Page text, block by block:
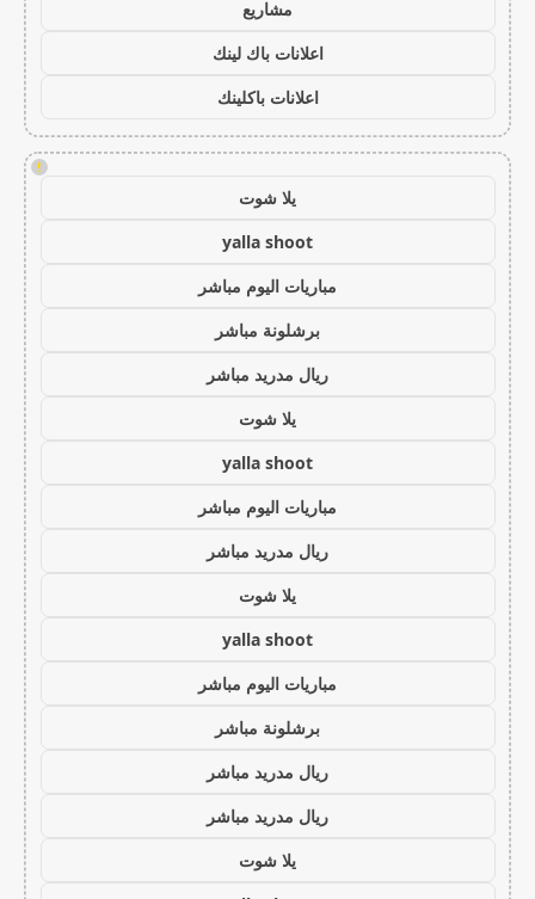
مشاريع
اعلانات باك لينك
اعلانات باكلينك
!
يلا شوت
yalla shoot
مباريات اليوم مباشر
برشلونة مباشر
ريال مدريد مباشر
يلا شوت
yalla shoot
مباريات اليوم مباشر
ريال مدريد مباشر
يلا شوت
yalla shoot
مباريات اليوم مباشر
برشلونة مباشر
ريال مدريد مباشر
ريال مدريد مباشر
يلا شوت